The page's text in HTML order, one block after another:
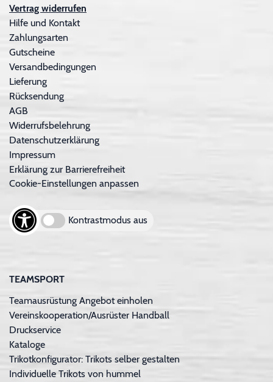
Vertrag widerrufen
Hilfe und Kontakt
Zahlungsarten
Gutscheine
Versandbedingungen
Lieferung
Rücksendung
AGB
Widerrufsbelehrung
Datenschutzerklärung
Impressum
Erklärung zur Barrierefreiheit
Cookie-Einstellungen anpassen
Kontrastmodus aus
TEAMSPORT
Teamausrüstung Angebot einholen
Vereinskooperation/Ausrüster Handball
Druckservice
Kataloge
Trikotkonfigurator: Trikots selber gestalten
Individuelle Trikots von hummel